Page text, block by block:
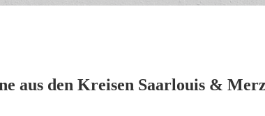
aus den Kreisen Saarlouis &